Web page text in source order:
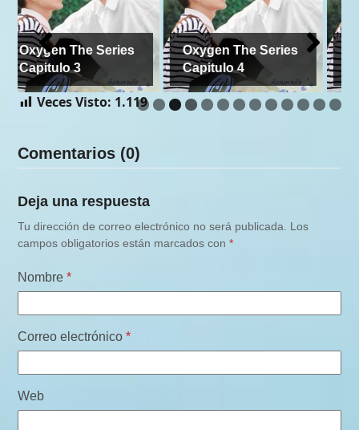
Oxygen The Series
Capitulo 4
Oxygen The Series
Capitulo 5
Veces Visto: 1.119
Comentarios (0)
Deja una respuesta
Tu dirección de correo electrónico no será publicada. Los
campos obligatorios están marcados con*
Nombre*
Correo electrónico*
Web